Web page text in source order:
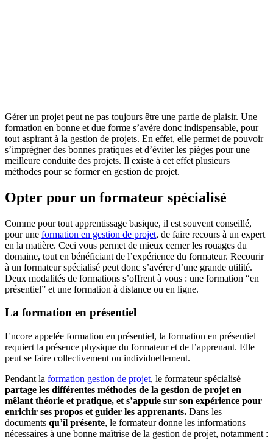
Gérer un projet peut ne pas toujours être une partie de plaisir. Une
formation en bonne et due forme s’avère donc indispensable, pour
tout aspirant à la gestion de projets. En effet, elle permet de pouvoir
s’imprégner des bonnes pratiques et d’éviter les pièges pour une
meilleure conduite des projets. Il existe à cet effet plusieurs
méthodes pour se former en gestion de projet.
Opter pour un formateur spécialisé
Comme pour tout apprentissage basique, il est souvent conseillé,
pour une formation en gestion de projet, de faire recours à un expert
en la matière. Ceci vous permet de mieux cerner les rouages du
domaine, tout en bénéficiant de l’expérience du formateur. Recourir
à un formateur spécialisé peut donc s’avérer d’une grande utilité.
Deux modalités de formations s’offrent à vous : une formation “en
présentiel” et une formation à distance ou en ligne.
La formation en présentiel
Encore appelée formation en présentiel, la formation en présentiel
requiert la présence physique du formateur et de l’apprenant. Elle
peut se faire collectivement ou individuellement.
Pendant la formation gestion de projet, le formateur spécialisé
partage les différentes méthodes de la gestion de projet en
mêlant théorie et pratique, et s’appuie sur son expérience pour
enrichir ses propos et guider les apprenants. Dans les
documents qu’il présente, le formateur donne les informations
nécessaires à une bonne maîtrise de la gestion de projet, notamment :